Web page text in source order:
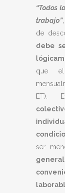
“Todos
trabajo”
de
debe
que el
ET).
ser